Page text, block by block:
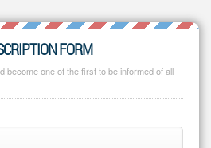
FORM
become one of the first to be informed of all